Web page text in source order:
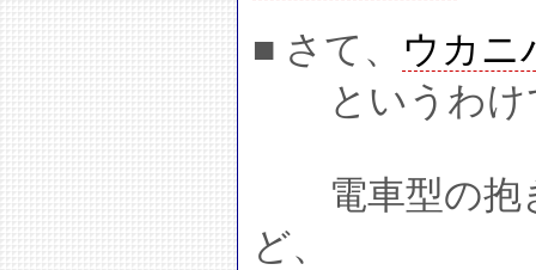
■ さて、 ウカニ
というわけ
電車型の抱
ど、